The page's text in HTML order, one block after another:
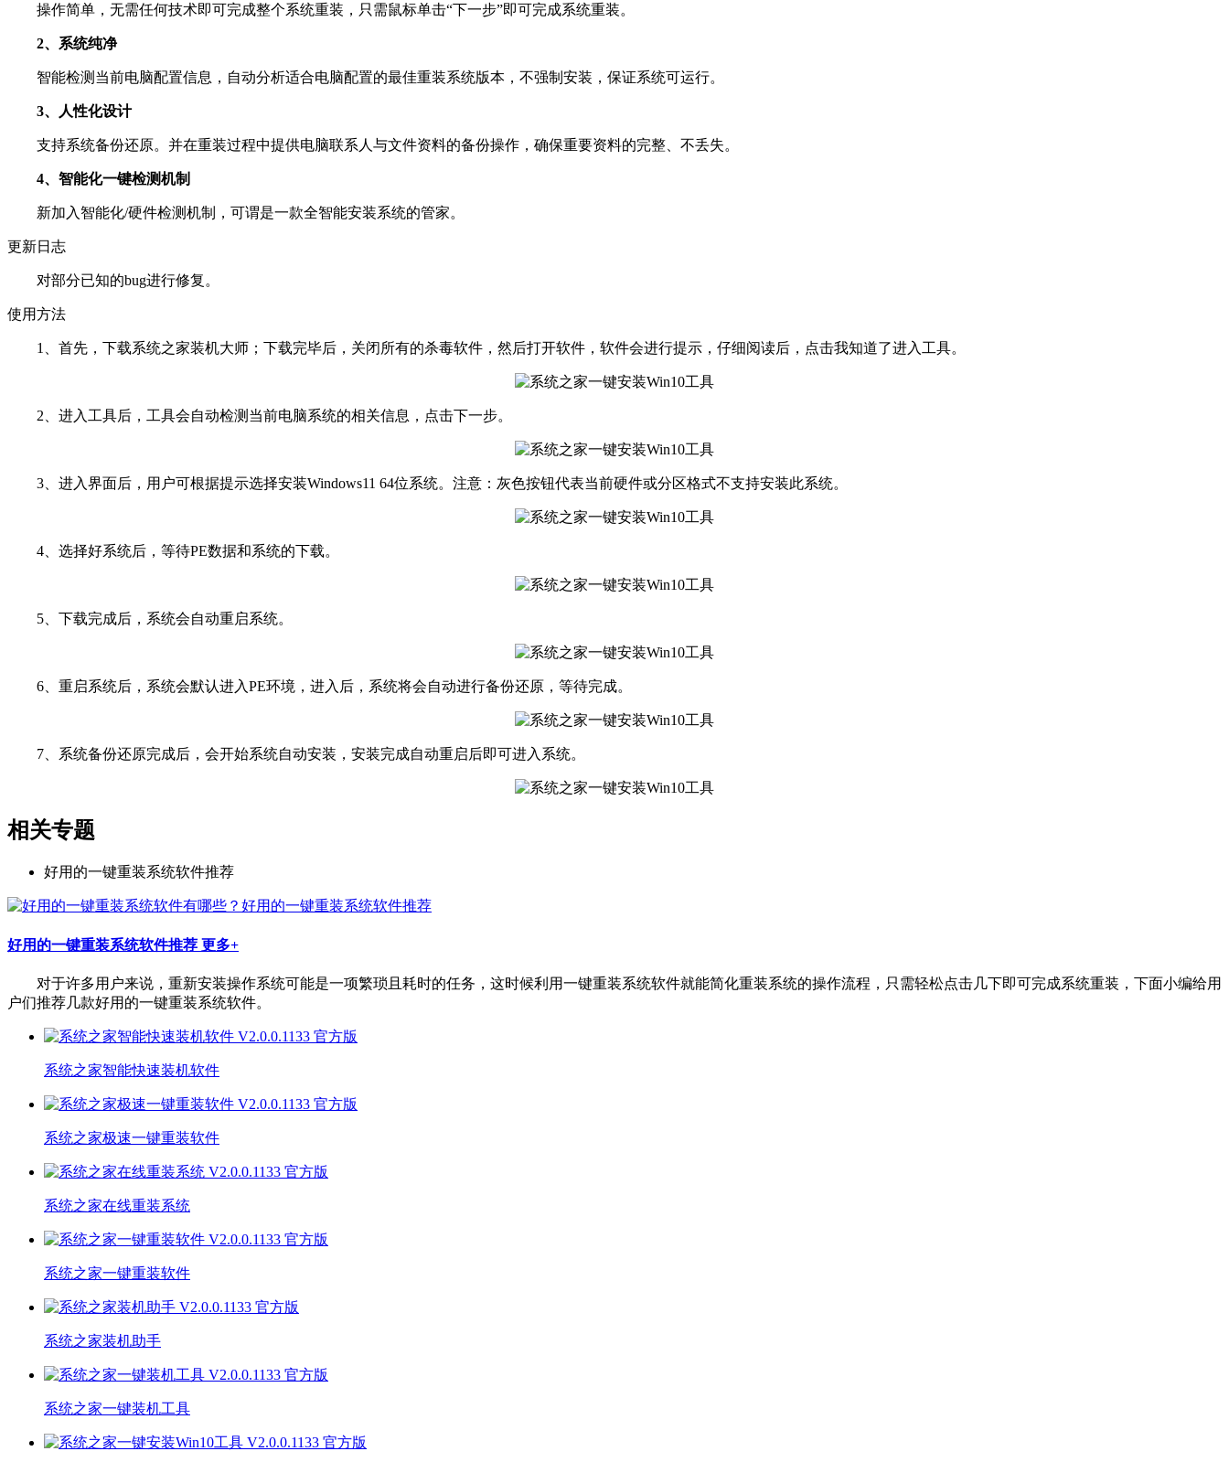
操作简单，无需任何技术即可完成整个系统重装，只需鼠标单击“下一步”即可完成系统重装。
2、系统纯净
智能检测当前电脑配置信息，自动分析适合电脑配置的最佳重装系统版本，不强制安装，保证系统可运行。
3、人性化设计
支持系统备份还原。并在重装过程中提供电脑联系人与文件资料的备份操作，确保重要资料的完整、不丢失。
4、智能化一键检测机制
新加入智能化/硬件检测机制，可谓是一款全智能安装系统的管家。
更新日志
对部分已知的bug进行修复。
使用方法
1、首先，下载系统之家装机大师；下载完毕后，关闭所有的杀毒软件，然后打开软件，软件会进行提示，仔细阅读后，点击我知道了进入工具。
2、进入工具后，工具会自动检测当前电脑系统的相关信息，点击下一步。
3、进入界面后，用户可根据提示选择安装Windows11 64位系统。注意：灰色按钮代表当前硬件或分区格式不支持安装此系统。
4、选择好系统后，等待PE数据和系统的下载。
5、下载完成后，系统会自动重启系统。
6、重启系统后，系统会默认进入PE环境，进入后，系统将会自动进行备份还原，等待完成。
7、系统备份还原完成后，会开始系统自动安装，安装完成自动重启后即可进入系统。
相关专题
好用的一键重装系统软件推荐
好用的一键重装系统软件推荐 更多+
对于许多用户来说，重新安装操作系统可能是一项繁琐且耗时的任务，这时候利用一键重装系统软件就能简化重装系统的操作流程，只需轻松点击几下即可完成系统重装，下面小编给用
户们推荐几款好用的一键重装系统软件。
系统之家智能快速装机软件
系统之家极速一键重装软件
系统之家在线重装系统
系统之家一键重装软件
系统之家装机助手
系统之家一键装机工具